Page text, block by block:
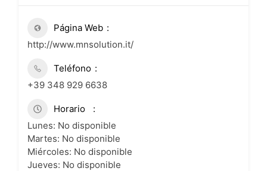
Página Web
http://www.mnsolution.it/
Teléfono
+39 348 929 6638
Horario
Lunes: No disponible
Martes: No disponible
Miércoles: No disponible
Jueves: No disponible